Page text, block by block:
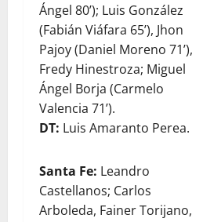
Ángel 80’); Luis González
(Fabián Viáfara 65’), Jhon
Pajoy (Daniel Moreno 71’),
Fredy Hinestroza; Miguel
Ángel Borja (Carmelo
Valencia 71’).
DT: Luis Amaranto Perea.
Santa Fe: Leandro
Castellanos; Carlos
Arboleda, Fainer Torijano,